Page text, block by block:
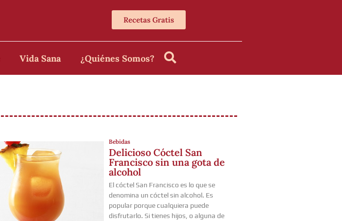
Recetas Gratis
Vida Sana ¿Quiénes Somos?
Bebidas
Delicioso Cóctel San
Francisco sin una gota de
alcohol
El cóctel San Francisco es lo que se
denomina un cóctel sin alcohol. Es
popular porque cualquiera puede
disfrutarlo. Si tienes hijos, o alguna de